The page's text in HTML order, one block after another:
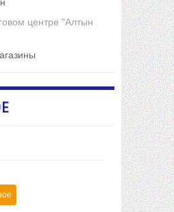
центре "Алтын